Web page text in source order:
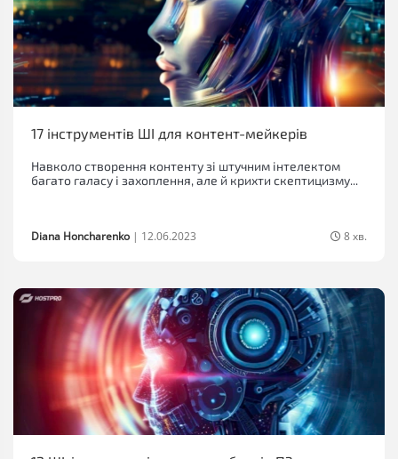
17 інструментів ШІ для контент-мейкерів
Навколо створення контенту зі штучним інтелектом
багато галасу і захоплення, але й крихти скептицизму...
Diana Honcharenko | 12.06.2023 8 хв.